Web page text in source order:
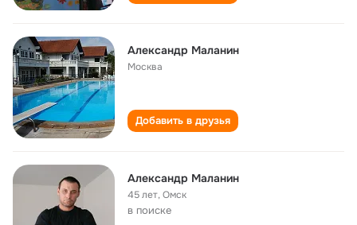
Александр Маланин
Москва
Добавить в друзья
Александр Маланин
45 лет,Омск
в поиске